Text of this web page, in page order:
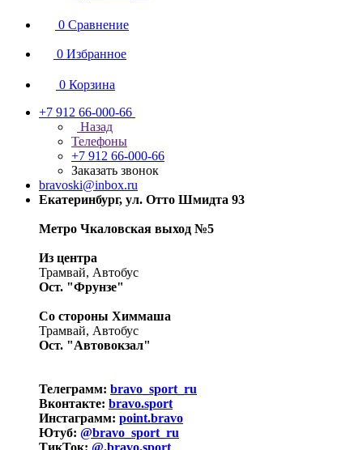
0 Сравнение
0 Избранное
0 Корзина
+7 912 66-000-66
Назад
Телефоны
+7 912 66-000-66
Заказать звонок
bravoski@inbox.ru
Екатеринбург, ул. Отто Шмидта 93
Метро Чкаловская выход №5
Из центра
Трамвай, Автобус
Ост. "Фрунзе"
Со стороны Химмаша
Трамвай, Автобус
Ост. "Автовокзал"
Телеграмм: bravo_sport_ru
Вконтакте: bravo.sport
Инстаграмм: point.bravo
Ютуб: @bravo_sport_ru
ТикТок: @.bravo.sport